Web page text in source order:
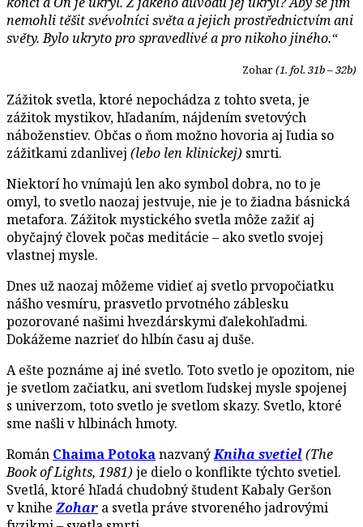
nemohli těšit svévolníci světa a jejich prostřednictvím ani
světy. Bylo ukryto pro spravedlivé a pro nikoho jiného.“
Zohar(1. fol. 31b – 32b)
Zážitok svetla, ktoré nepochádza z tohto sveta, je
zážitok mystikov, hľadaním, nájdením svetových
náboženstiev. Občas o ňom možno hovoria aj ľudia so
zážitkami zdanlivej (lebo len klinickej) smrti.
Niektorí ho vnímajú len ako symbol dobra, no to je
omyl, to svetlo naozaj jestvuje, nie je to žiadna básnická
metafora. Zážitok mystického svetla môže zažiť aj
obyčajný človek počas meditácie – ako svetlo svojej
vlastnej mysle.
Dnes už naozaj môžeme vidieť aj svetlo prvopočiatku
nášho vesmíru, prasvetlo prvotného záblesku
pozorované našimi hvezdárskymi ďalekohľadmi.
Dokážeme nazrieť do hlbín času aj duše.
A ešte poznáme aj iné svetlo. Toto svetlo je opozitom, nie
je svetlom začiatku, ani svetlom ľudskej mysle spojenej
s univerzom, toto svetlo je svetlom skazy. Svetlo, ktoré
sme našli v hlbinách hmoty.
Román Chaima PotokanazvanýKniha svetiel(The
Book of Lights, 1981) je dielo o konflikte týchto svetiel.
Svetlá, ktoré hľadá chudobný študent Kabaly Geršon
v knihe Zohar a svetla práve stvoreného jadrovými